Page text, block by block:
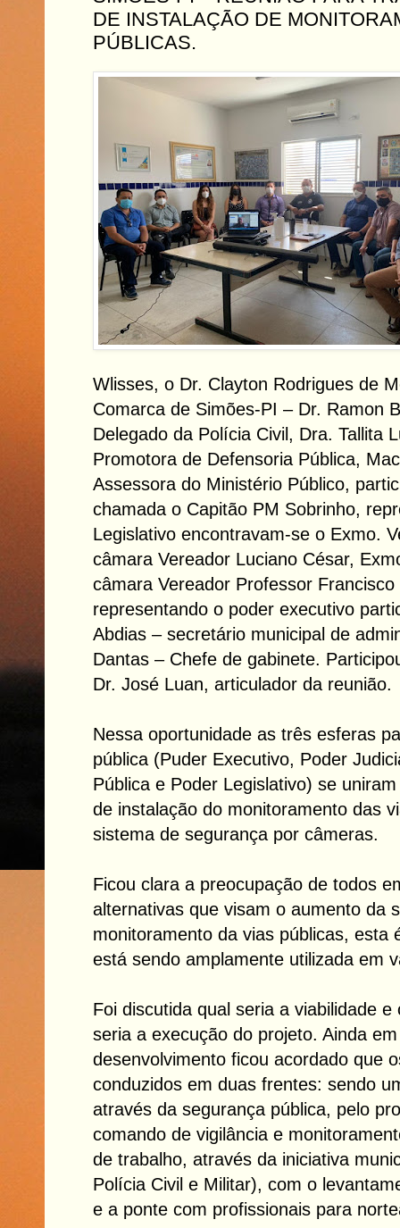
DE INSTALAÇÃO DE
PÚBLICAS.
Wlisses, o Dr. Clayton Rodrigues de
Comarca de Simões-PI – Dr. Ramon
Delegado da Polícia Civil, Dra. Tallita
Promotora de Defensoria Pública,
Assessora do Ministério Público,
chamada o Capitão PM Sobrinho,
Legislativo encontravam-se o Exmo.
câmara Vereador Luciano César,
câmara Vereador Professor Francisco
representando o poder executivo
Abdias – secretário municipal de
Dantas – Chefe de gabinete.
Dr. José Luan, articulador da reunião.
Nessa oportunidade as três esferas
pública (Puder Executivo, Poder
Pública e Poder Legislativo) se
de instalação do monitoramento das
sistema de segurança por câmeras.
Ficou clara a preocupação de todos
alternativas que visam o aumento da
monitoramento da vias públicas, esta
está sendo amplamente utilizada em
Foi discutida qual seria a viabilidade
seria a execução do projeto. Ainda
desenvolvimento ficou acordado que
conduzidos em duas frentes: sendo
através da segurança pública, pelo
comando de vigilância e
de trabalho, através da iniciativa
Polícia Civil e Militar), com o
e a ponte com profissionais para